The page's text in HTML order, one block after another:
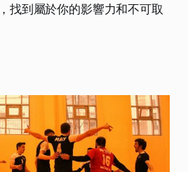
找到屬於你的影響力和不可取